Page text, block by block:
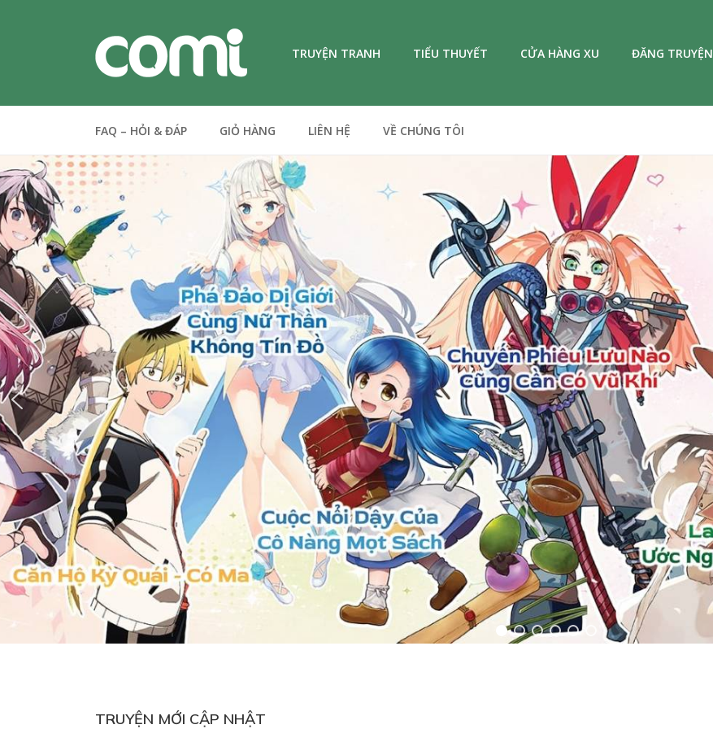
TRUYỆN TRANH TIỂU THUYẾT CỬA HÀNG XU ĐĂNG TRUYỆN
FAQ – HỎI & ĐÁP GIỎ HÀNG LIÊN HỆ VỀ CHÚNG TÔI
TRUYỆN MỚI CẬP NHẬT